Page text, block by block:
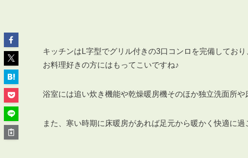
SERVICE管理オーナー様限定サービス
キッチンはL字型でグリル付きの3口コンロを完備してお
お料理好きの方にはもってこいですね♪
浴室には追い炊き機能や乾燥暖房機そのほか独立洗面所
また、寒い時期に床暖房があれば足元から暖かく快適に過